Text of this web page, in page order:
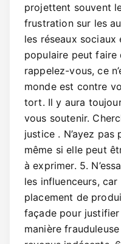
projettent souvent
frustration sur les
les réseaux
populaire peut faire
rappelez-vous, ce
monde est contre
tort. Il y aura
vous soutenir.
justice . N’ayez
même si elle peut
à exprimer. 5.
les influenceurs,
placement de
façade pour
manière